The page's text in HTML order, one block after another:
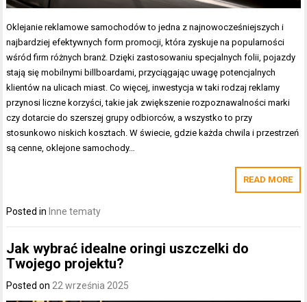
Oklejanie reklamowe samochodów to jedna z najnowocześniejszych i
najbardziej efektywnych form promocji, która zyskuje na popularności
wśród firm różnych branż. Dzięki zastosowaniu specjalnych folii, pojazdy
stają się mobilnymi billboardami, przyciągając uwagę potencjalnych
klientów na ulicach miast. Co więcej, inwestycja w taki rodzaj reklamy
przynosi liczne korzyści, takie jak zwiększenie rozpoznawalności marki
czy dotarcie do szerszej grupy odbiorców, a wszystko to przy
stosunkowo niskich kosztach. W świecie, gdzie każda chwila i przestrzeń
są cenne, oklejone samochody…
READ MORE
Posted in Inne tematy
Jak wybrać idealne oringi uszczelki do
Twojego projektu?
Posted on 22 września 2025